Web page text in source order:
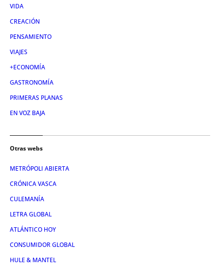
VIDA
CREACIÓN
PENSAMIENTO
VIAJES
+ECONOMÍA
GASTRONOMÍA
PRIMERAS PLANAS
EN VOZ BAJA
Otras webs
METRÓPOLI ABIERTA
CRÓNICA VASCA
CULEMANÍA
LETRA GLOBAL
ATLÁNTICO HOY
CONSUMIDOR GLOBAL
HULE & MANTEL